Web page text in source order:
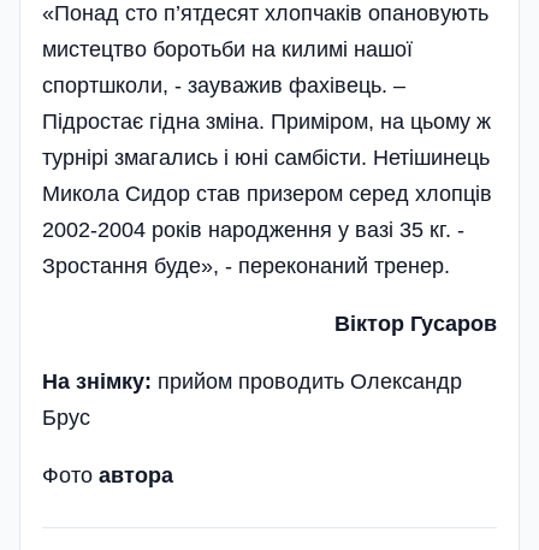
«Понад сто п’ятдесят хлопчаків опановують
мистецтво боротьби на килимі нашої
спортшколи, - зауважив фахівець. –
Підростає гідна зміна. Приміром, на цьому ж
турнірі змагались і юні самбісти. Нетішинець
Микола Сидор став призером серед хлопців
2002-2004 років народження у вазі 35 кг. -
Зростання буде», - переконаний тренер.
Віктор Гусаров
На знімку: прийом проводить Олександр
Брус
Фото автора